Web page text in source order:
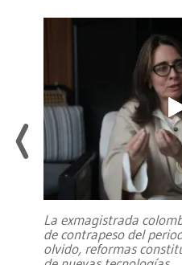
La exmagistrada
de contrapeso del
olvido, reformas